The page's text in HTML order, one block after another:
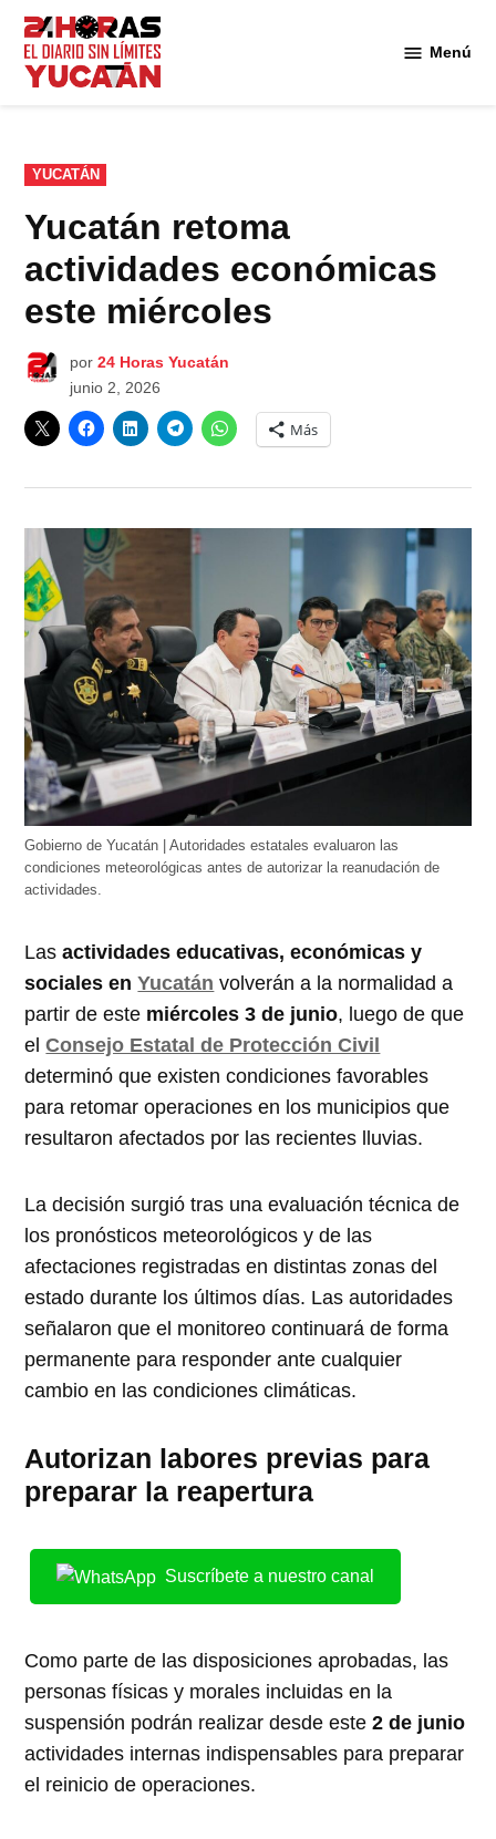
Saltar
contenido
Menú
PUBLICADO
EN
YUCATÁN
Yucatán retoma
actividades económicas
este miércoles
por 24 Horas Yucatán
junio 2, 2026
Más
Gobierno de Yucatán | Autoridades estatales evaluaron las
condiciones meteorológicas antes de autorizar la reanudación de
actividades.
Lasactividades educativas, económicas y
sociales enYucatán volverán a la normalidad a
partir de este miércoles 3 de junio, luego de que
elConsejo Estatal de Protección Civil
determinó que existen condiciones favorables
para retomar operaciones en los municipios que
resultaron afectados por las recientes lluvias.
La decisión surgió tras una evaluación técnica de
los pronósticos meteorológicos y de las
afectaciones registradas en distintas zonas del
estado durante los últimos días. Las autoridades
señalaron que el monitoreo continuará de forma
permanente para responder ante cualquier
cambio en las condiciones climáticas.
Autorizan labores previas para
preparar la reapertura
Suscríbete a nuestro canal
Como parte de las disposiciones aprobadas, las
personas físicas y morales incluidas en la
suspensión podrán realizar desde este2 de junio
actividades internas indispensables para preparar
el reinicio de operaciones.